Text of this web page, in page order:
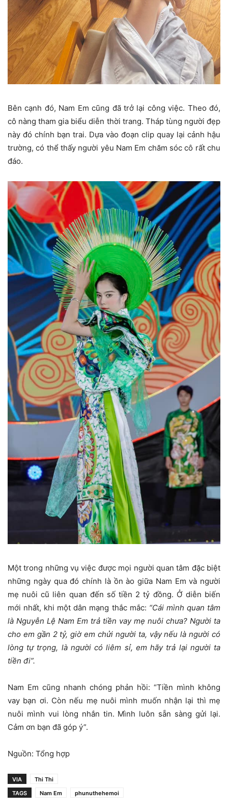
Bên cạnh đó, Nam Em cũng đã trở lại công việc. Theo đó,
cô nàng tham gia biểu diễn thời trang. Tháp tùng người đẹp
này đó chính bạn trai. Dựa vào đoạn clip quay lại cảnh hậu
trường, có thể thấy người yêu Nam Em chăm sóc cô rất chu
đáo.
Một trong những vụ việc được mọi người quan tâm đặc biệt
những ngày qua đó chính là ồn ào giữa Nam Em và người
mẹ nuôi cũ liên quan đến số tiền 2 tỷ đồng. Ở diễn biến
mới nhất, khi một dân mạng thắc mắc: “Cái mình quan tâm
là Nguyễn Lệ Nam Em trả tiền vay mẹ nuôi chưa? Người ta
cho em gần 2 tỷ, giờ em chửi người ta, vậy nếu là người có
lòng tự trọng, là người có liêm sỉ, em hãy trả lại người ta
tiền đi”.
Nam Em cũng nhanh chóng phản hồi: “Tiền mình không
vay bạn ơi. Còn nếu mẹ nuôi mình muốn nhận lại thì mẹ
nuôi mình vui lòng nhắn tin. Mình luôn sẵn sàng gửi lại.
Cảm ơn bạn đã góp ý”.
Nguồn: Tổng hợp
VIA
Thi Thi
TAGS
Nam Em phunuthehemoi